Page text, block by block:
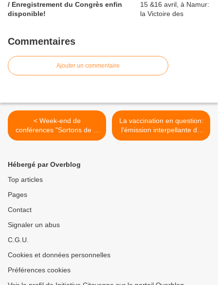
/ Enregistrement du Congrès enfin
disponible!
Commentaires
Ajouter un commentaire
< Week-end de
conférences "Sortons de la
marmite!" les 28, 29 & 30
La vaccination en question:
l'émission interpellante de
RTL >
Hébergé par Overblog
Top articles
Pages
Contact
Signaler un abus
C.G.U.
Cookies et données personnelles
Préférences cookies